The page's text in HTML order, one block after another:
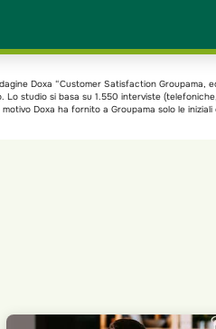
Doxa “Customer Satisfaction
Lo studio si basa su 1.550 interviste
Doxa ha fornito a Groupama solo le